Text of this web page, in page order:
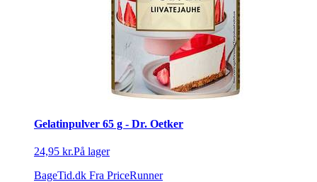
Gelatinpulver 65 g - Dr. Oetker
24,95 kr.På lager
BageTid.dk Fra PriceRunner